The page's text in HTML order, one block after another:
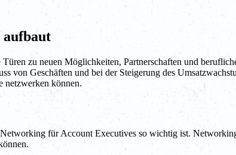
aufbaut
zu neuen Möglichkeiten, Partnerschaften und
von Geschäften und bei der Steigerung des
netzwerken können.
für Account Executives so wichtig ist.